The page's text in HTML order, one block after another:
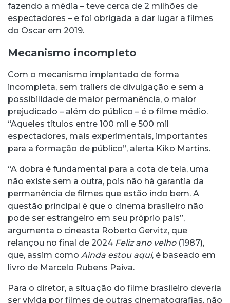
fazendo a média – teve cerca de 2 milhões de
espectadores – e foi obrigada a dar lugar a filmes
do Oscar em 2019.
Mecanismo incompleto
Com o mecanismo implantado de forma
incompleta, sem trailers de divulgação e sem a
possibilidade de maior permanência, o maior
prejudicado – além do público – é o filme médio.
“Aqueles títulos entre 100 mil e 500 mil
espectadores, mais experimentais, importantes
para a formação de público”, alerta Kiko Martins.
“A dobra é fundamental para a cota de tela, uma
não existe sem a outra, pois não há garantia da
permanência de filmes que estão indo bem. A
questão principal é que o cinema brasileiro não
pode ser estrangeiro em seu próprio país”,
argumenta o cineasta Roberto Gervitz, que
relançou no final de 2024 Feliz ano velho (1987),
que, assim como Ainda estou aqui, é baseado em
livro de Marcelo Rubens Paiva.
Para o diretor, a situação do filme brasileiro deveria
ser vivida por filmes de outras cinematografias, não